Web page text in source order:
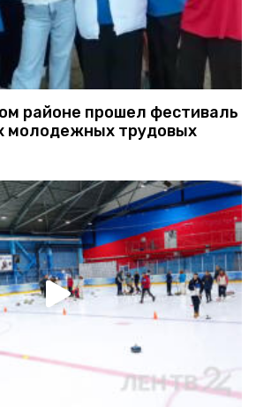
районе прошел фестиваль
молодежных трудовых